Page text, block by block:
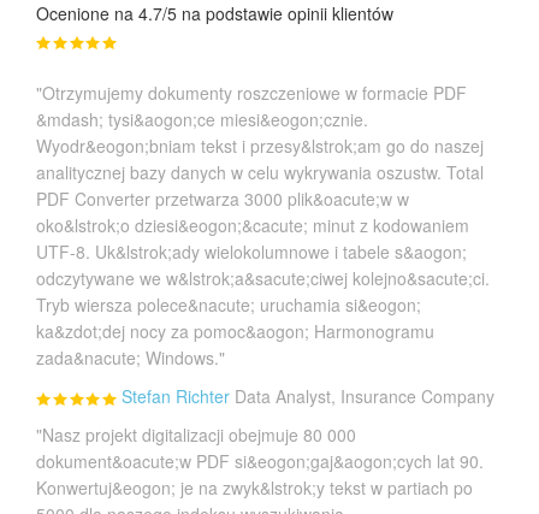
Ocenione na 4.7/5 na podstawie opinii klientów
"Otrzymujemy dokumenty roszczeniowe w formacie PDF
&mdash; tysi&aogon;ce miesi&eogon;cznie.
Wyodr&eogon;bniam tekst i przesy&lstrok;am go do naszej
analitycznej bazy danych w celu wykrywania oszustw. Total
PDF Converter przetwarza 3000 plik&oacute;w w
oko&lstrok;o dziesi&eogon;&cacute; minut z kodowaniem
UTF-8. Uk&lstrok;ady wielokolumnowe i tabele s&aogon;
odczytywane we w&lstrok;a&sacute;ciwej kolejno&sacute;ci.
Tryb wiersza polece&nacute; uruchamia si&eogon;
ka&zdot;dej nocy za pomoc&aogon; Harmonogramu
zada&nacute; Windows."
Stefan Richter Data Analyst, Insurance Company
"Nasz projekt digitalizacji obejmuje 80 000
dokument&oacute;w PDF si&eogon;gaj&aogon;cych lat 90.
Konwertuj&eogon; je na zwyk&lstrok;y tekst w partiach po